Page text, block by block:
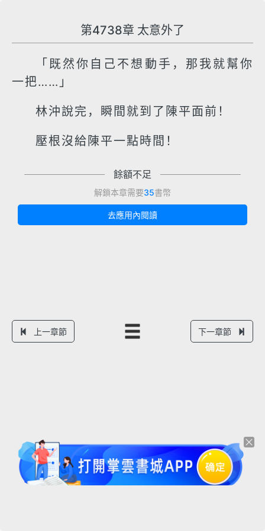
第4738章 太意外了
「既然你自己不想動手，那我就幫你
一把……」
林沖說完，瞬間就到了陳平面前！
壓根沒給陳平一點時間！
餘額不足
解鎖本章需要35書幣
去應用內閱讀
上一章節 下一章節